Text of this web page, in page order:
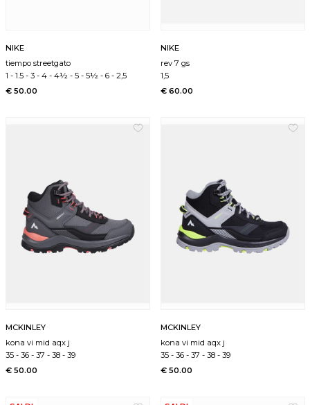
NIKE
tiempo streetgato
1 -1.5 -3 -4 -4½ -5 -5½ -6 -2,5
€ 50.00
NIKE
rev 7 gs
1,5
€ 60.00
MCKINLEY
kona vi mid aqx j
35 -36 -37 -38 -39
€ 50.00
MCKINLEY
kona vi mid aqx j
35 -36 -37 -38 -39
€ 50.00